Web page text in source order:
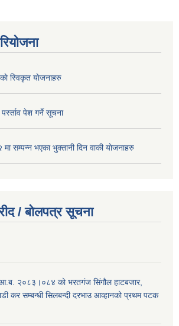
स्विकृत याेजनाहरु
पेश गर्ने सूचना
भएका भुक्तानी दिन वा‌की याेजनाहरु
/ बोलपत्र सूचना
२०८३।०८४ को भरतगंज सिंगौल हाटबजार,
कर सम्बन्धी सिलबन्दी दरभाउ आव्हानको प्रथम पटक